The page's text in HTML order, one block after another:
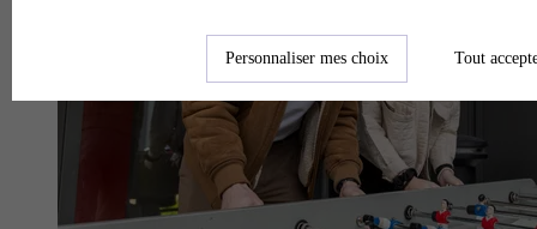
Personnaliser mes choix Tout